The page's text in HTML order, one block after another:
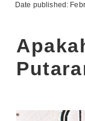
Date published: